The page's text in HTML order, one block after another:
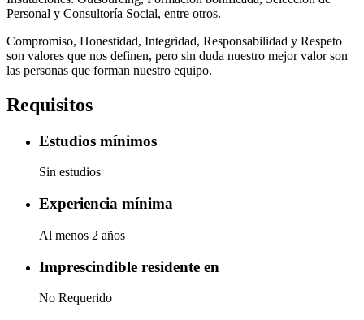
Personal y Consultoría Social, entre otros.
Compromiso, Honestidad, Integridad, Responsabilidad y Respeto
son valores que nos definen, pero sin duda nuestro mejor valor son
las personas que forman nuestro equipo.
Requisitos
Estudios mínimos
Sin estudios
Experiencia mínima
Al menos 2 años
Imprescindible residente en
No Requerido